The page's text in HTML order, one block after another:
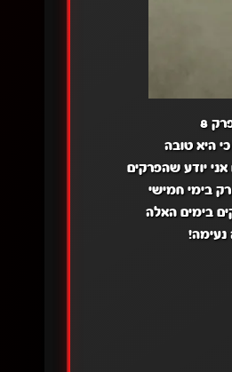
8
היא טובה
בימי חמישי
בימים האלה
נעימה!